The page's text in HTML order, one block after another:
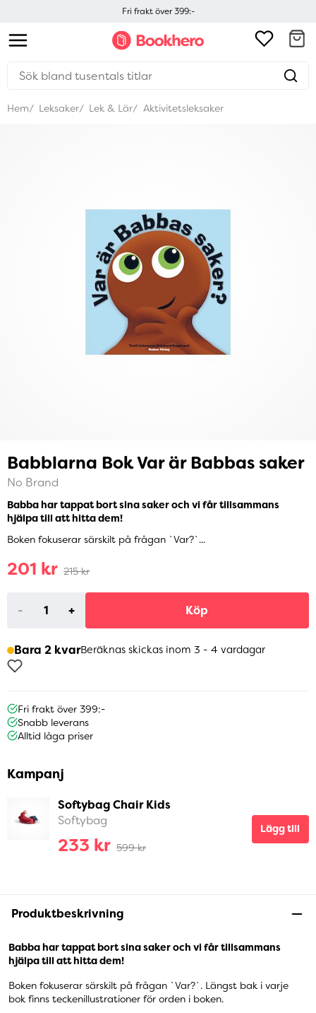
Fri frakt över 399:-
Hem Leksaker Lek & Lär Aktivitetsleksaker
Babblarna Bok Var är Babbas saker
No Brand
Babba har tappat bort sina saker och vi får tillsammans
hjälpa till att hitta dem!
Boken fokuserar särskilt på frågan `Var?`...
201 kr 215 kr
- + Köp
Bara 2 kvarBeräknas skickas inom 3 - 4 vardagar
Fri frakt över 399:-
Snabb leverans
Alltid låga priser
Kampanj
Softybag Chair Kids
Softybag
233 kr 599 kr
Lägg till
Produktbeskrivning
Babba har tappat bort sina saker och vi får tillsammans
hjälpa till att hitta dem!
Boken fokuserar särskilt på frågan `Var?`. Längst bak i varje
bok finns teckenillustrationer för orden i boken.